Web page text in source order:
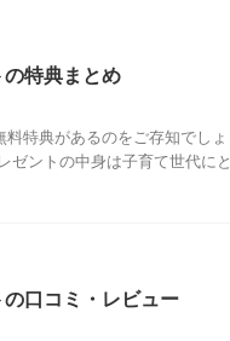
特典まとめ
特典があるのをご存知でしょ
ゼントの中身は子育て世代にと
口コミ・レビュー